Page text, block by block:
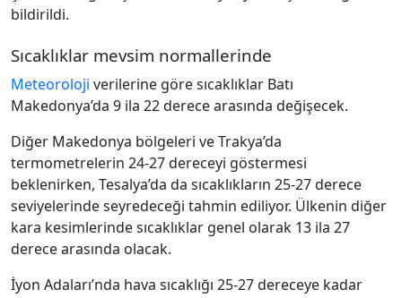
bildirildi.
Sıcaklıklar mevsim normallerinde
Meteoroloji verilerine göre sıcaklıklar Batı
Makedonya’da 9 ila 22 derece arasında değişecek.
Diğer Makedonya bölgeleri ve Trakya’da
termometrelerin 24-27 dereceyi göstermesi
beklenirken, Tesalya’da da sıcaklıkların 25-27 derece
seviyelerinde seyredeceği tahmin ediliyor. Ülkenin diğer
kara kesimlerinde sıcaklıklar genel olarak 13 ila 27
derece arasında olacak.
İyon Adaları’nda hava sıcaklığı 25-27 dereceye kadar